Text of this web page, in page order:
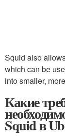
Squid also
which can be
into smaller,
Какие
Squid в